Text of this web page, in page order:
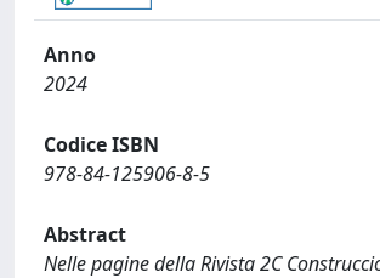
Anno
2024
Codice ISBN
978-84-125906-8-5
Abstract
Nelle pagine della Rivista 2C